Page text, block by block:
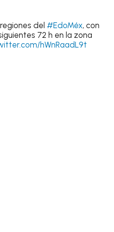
del #EdoMéx, con
72 h en la zona
hWnRaadL9t